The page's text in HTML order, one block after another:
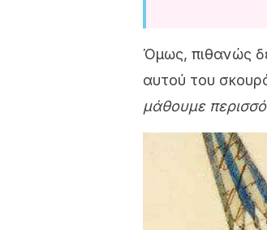
Όμως, πιθανώς
αυτού του
μάθουμε